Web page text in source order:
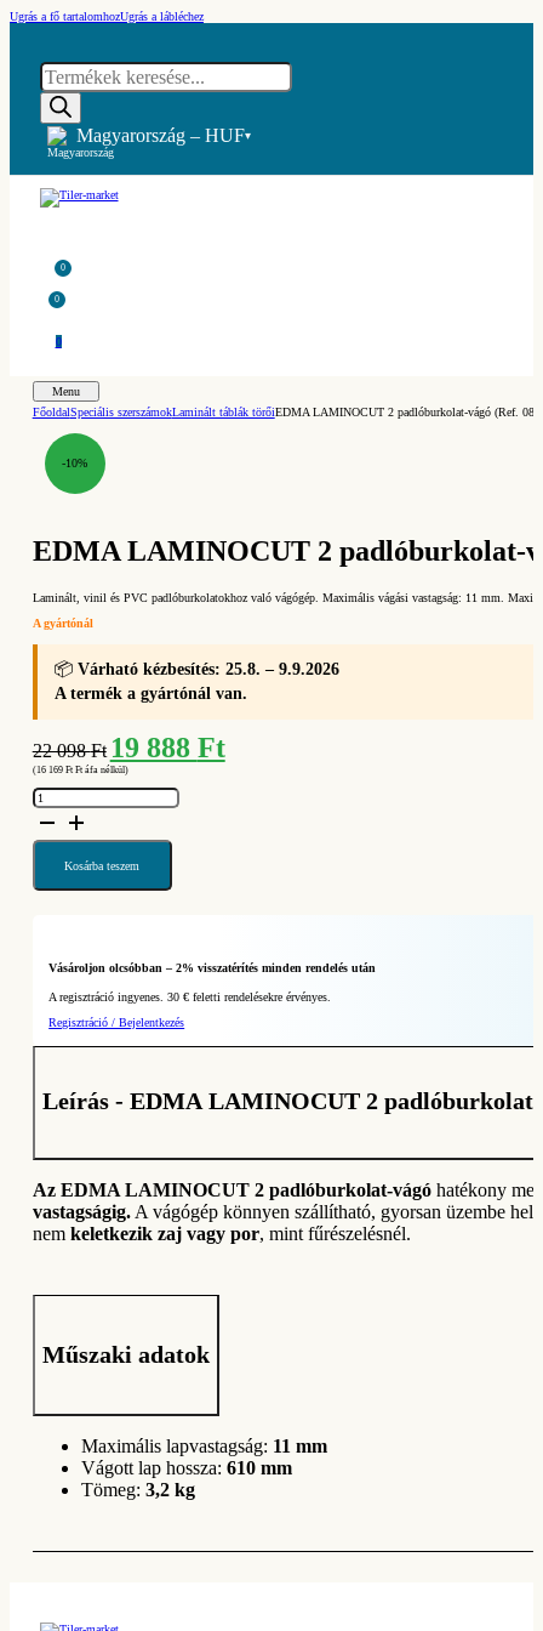
Ugrás a fő tartalomhozUgrás a lábléchez
Products
search
Magyarország – HUF▾
0
0
0
Menu
FőoldalSpeciális szerszámokLaminált táblák törőiEDMA LAMINOCUT 2 padlóburkolat-vágó (Ref.
-10%
EDMA LAMINOCUT 2 padlóburkolat-
Laminált, vinil és PVC padlóburkolatokhoz való vágógép. Maximális vágási vastagság: 11 mm.
A gyártónál
📦 Várható kézbesítés: 25.8. – 9.9.2026
A termék a gyártónál van.
22 098Ft Original
price
was:
22
19 888 FtCurrent
price
(16 169 FtFt áfa nélkül)
EDMA
LAMINOCUT
padlóburkolat-
vágó
089755)
mennyiség
Kosárba teszem
Vásároljon olcsóbban – 2% visszatérítés minden rendelés után
A regisztráció ingyenes. 30 € feletti rendelésekre érvényes.
Regisztráció / Bejelentkezés
Leírás - EDMA LAMINOCUT 2 padlóburkolat-
Az EDMA LAMINOCUT 2 padlóburkolat-vágóhatékony
vastagságig.A vágógép könnyen szállítható, gyorsan üzembe
nemkeletkezik zaj vagy por, mint fűrészelésnél.
Műszaki adatok
Maximális lapvastagság: 11 mm
Vágott lap hossza: 610 mm
Tömeg: 3,2 kg